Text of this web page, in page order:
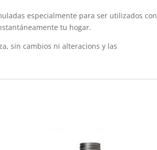
especialmente para ser utilizados con
tu hogar.
sin cambios ni alteracions y las